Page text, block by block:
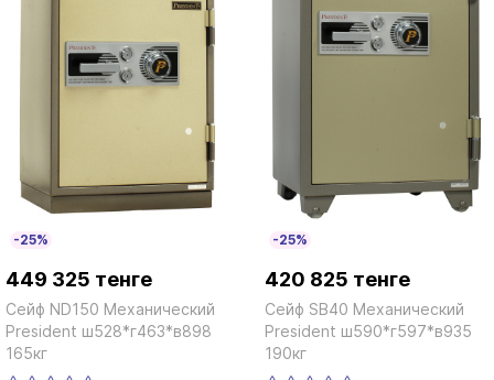
-25%
449 325 тенге
Сейф ND150 Механический
President ш528*г463*в898
165кг
-25%
420 825 тенге
Сейф SB40 Механический
President ш590*г597*в935
190кг